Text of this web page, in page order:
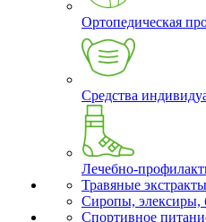
Ортопедическая
Средства
Лечебно-
Травяные экстракты
Сиропы, элексиры,
Спортивное